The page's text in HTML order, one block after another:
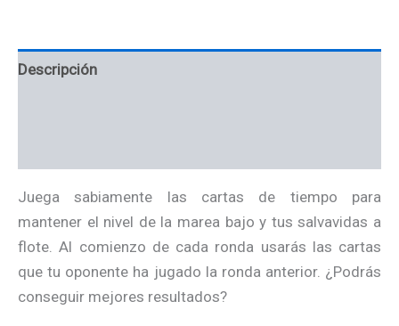
Descripción
Juega sabiamente las cartas de tiempo para
mantener el nivel de la marea bajo y tus salvavidas a
flote. Al comienzo de cada ronda usarás las cartas
que tu oponente ha jugado la ronda anterior. ¿Podrás
conseguir mejores resultados? ​​​​